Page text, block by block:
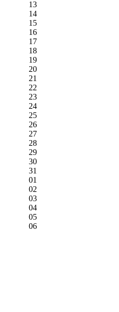
13
14
15
16
17
18
19
20
21
22
23
24
25
26
27
28
29
30
31
01
02
03
04
05
06